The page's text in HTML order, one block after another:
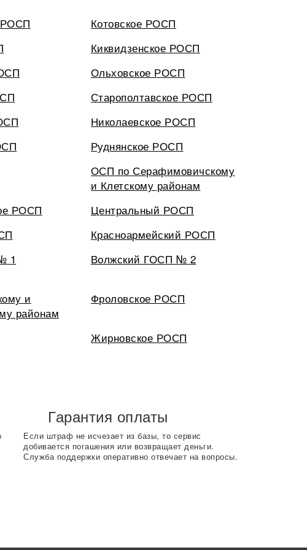
РОСП
Котовское РОСП
Киквидзенское РОСП
Ольховское РОСП
Старополтавское РОСП
Николаевское РОСП
Руднянское РОСП
ОСП по Серафимовичскому
и Клетскому районам
РОСП
Центральный РОСП
Красноармейский РОСП
1 Волжский ГОСП № 2
и
районам
Фроловское РОСП
Жирновское РОСП
Гарантия оплаты
Если штраф не исчезает из базы, то сервис
добивается погашения или возвращает деньги.
Служба поддержки оперативно отвечает на вопросы.